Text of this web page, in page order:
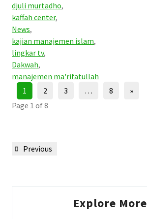
djuli murtadho,
kaffah center,
News,
kajian manajemen islam,
lingkar tv,
Dakwah,
manajemen ma'rifatullah
1
2 3 … 8
»
Page 1 of 8
navigation
Previous
Previous
Explore More